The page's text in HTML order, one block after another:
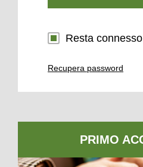
Resta connesso
Recupera password